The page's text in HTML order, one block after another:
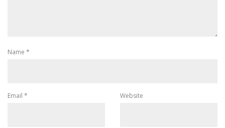
Name *
Email * Website